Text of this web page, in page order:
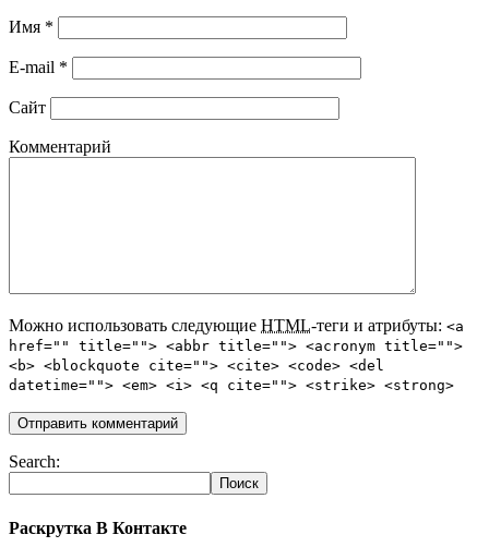
Имя *
E-mail *
Сайт
Комментарий
Можно использовать следующие HTML-теги и атрибуты: <a
href="" title=""> <abbr title=""> <acronym title="">
<b> <blockquote cite=""> <cite> <code> <del
datetime=""> <em> <i> <q cite=""> <strike> <strong>
Search:
Раскрутка В Контакте